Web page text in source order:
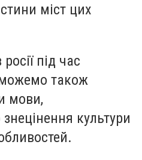
міст цих
під час
також
мови,
культури